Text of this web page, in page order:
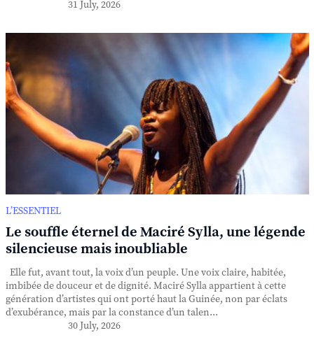
31 July, 2026
L’ESSENTIEL
Le souffle éternel de Maciré Sylla, une légende
silencieuse mais inoubliable
Elle fut, avant tout, la voix d’un peuple. Une voix claire, habitée,
imbibée de douceur et de dignité. Maciré Sylla appartient à cette
génération d’artistes qui ont porté haut la Guinée, non par éclats
d’exubérance, mais par la constance d’un talen...
30 July, 2026